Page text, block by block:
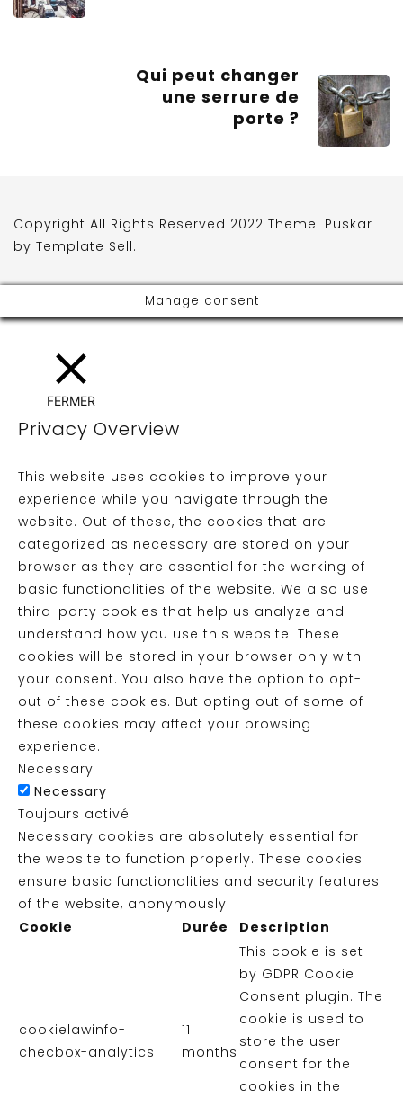
Qui peut changer
une serrure de
porte ?
Copyright All Rights Reserved 2022 Theme: Puskar
by Template Sell.
Manage consent
FERMER
Privacy Overview
This website uses cookies to improve your
experience while you navigate through the
website. Out of these, the cookies that are
categorized as necessary are stored on your
browser as they are essential for the working of
basic functionalities of the website. We also use
third-party cookies that help us analyze and
understand how you use this website. These
cookies will be stored in your browser only with
your consent. You also have the option to opt-
out of these cookies. But opting out of some of
these cookies may affect your browsing
experience.
Necessary
Necessary
Toujours activé
Necessary cookies are absolutely essential for
the website to function properly. These cookies
ensure basic functionalities and security features
of the website, anonymously.
Cookie
Durée Description
cookielawinfo-
checbox-analytics
11
months
This cookie is set
by GDPR Cookie
Consent plugin. The
cookie is used to
store the user
consent for the
cookies in the